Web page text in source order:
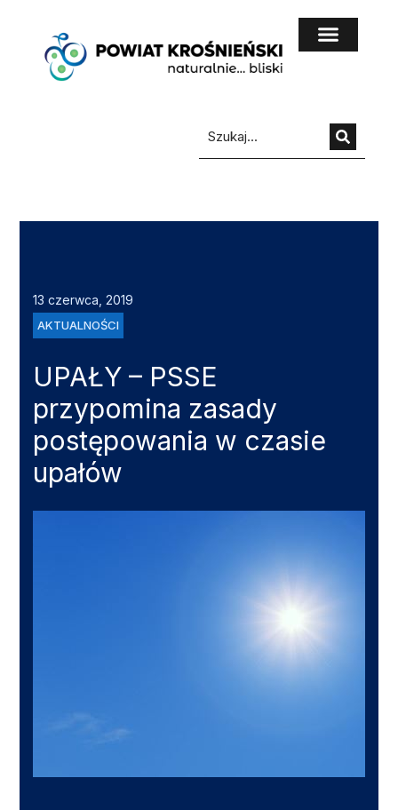
13 czerwca, 2019
AKTUALNOŚCI
UPAŁY – PSSE
przypomina zasady
postępowania w czasie
upałów